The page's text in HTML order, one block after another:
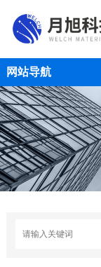
网站导航